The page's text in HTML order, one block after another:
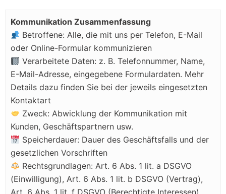
Kommunikation Zusammenfassung
Betroffene: Alle, die mit uns per Telefon, E-Mail
oder Online-Formular kommunizieren
Verarbeitete Daten: z. B. Telefonnummer, Name,
E-Mail-Adresse, eingegebene Formulardaten. Mehr
Details dazu finden Sie bei der jeweils eingesetzten
Kontaktart
Zweck: Abwicklung der Kommunikation mit
Kunden, Geschäftspartnern usw.
Speicherdauer: Dauer des Geschäftsfalls und der
gesetzlichen Vorschriften
Rechtsgrundlagen: Art. 6 Abs. 1 lit. a DSGVO
(Einwilligung), Art. 6 Abs. 1 lit. b DSGVO (Vertrag),
Art. 6 Abs. 1 lit. f DSGVO (Berechtigte Interessen)